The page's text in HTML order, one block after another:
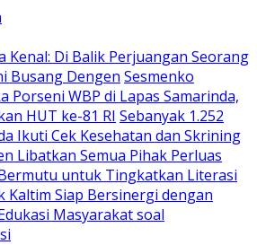
Kenal: Di Balik Perjuangan Seorang
Busang Dengen Sesmenko
Porseni WBP di Lapas Samarinda,
HUT ke-81 RI Sebanyak 1.252
Ikuti Cek Kesehatan dan Skrining
Libatkan Semua Pihak Perluas
untuk Tingkatkan Literasi
Kaltim Siap Bersinergi dengan
Masyarakat soal